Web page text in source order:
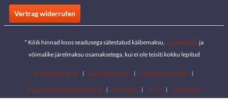
Vertrag widerrufen
* Kõik hinnad koos seadusega sätestatud käibemaksu, saatekulude ja
võimalike järelmaksu osamaksetega, kui ei ole teisiti kokku lepitud
Download area Händlersuche
Händler werden
Kataloogide allalaadimine
Kontakt Jobs Standorte